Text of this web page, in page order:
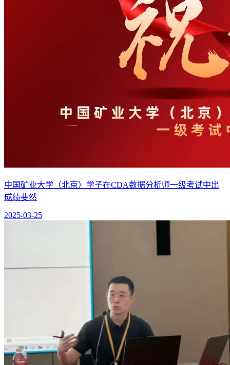
中国矿业大学（北京）学子在CDA数据分析师一级考试中出
成绩斐然
2025-03-25